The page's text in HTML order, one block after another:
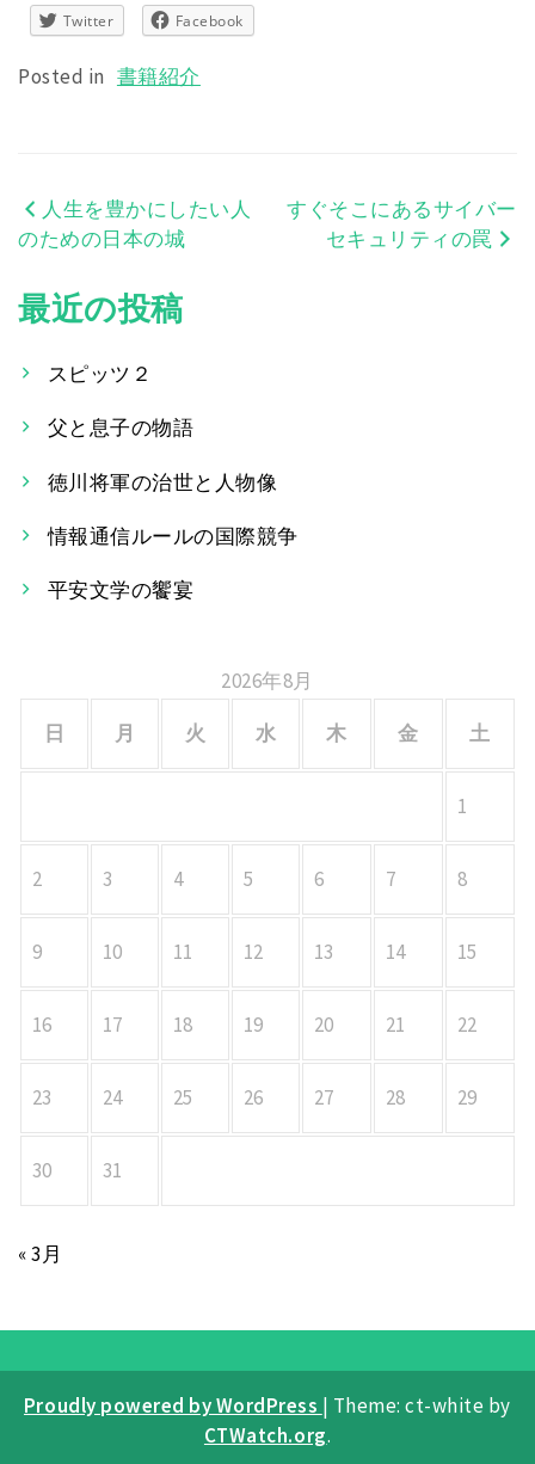
Twitter Facebook
Posted in 書籍紹介
投
ナ
ビ
シ
ョ
ン
人生を豊かにしたい人
のための日本の城
すぐそこにあるサイバー
セキュリティの罠
最近の投稿
スピッツ２
父と息子の物語
徳川将軍の治世と人物像
情報通信ルールの国際競争
平安文学の饗宴
2026年8月
日
月 火 水 木 金 土
1
2 3 4 5 6 7 8
9 10 11 12 13 14 15
16 17 18 19 20 21 22
23 24 25 26 27 28 29
30 31
« 3月
Proudly powered by WordPress | Theme: ct-white by
CTWatch.org.